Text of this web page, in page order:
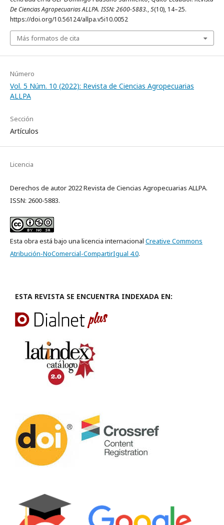
De Ciencias Agropecuarias ALLPA. ISSN: 2600-5883.,5(10), 14–25.
https://doi.org/10.56124/allpa.v5i10.0052
Más formatos de cita
Número
Vol. 5 Núm. 10 (2022): Revista de Ciencias Agropecuarias
ALLPA
Sección
Artículos
Licencia
Derechos de autor 2022 Revista de Ciencias Agropecuarias ALLPA.
ISSN: 2600-5883.
Esta obra está bajo una licencia internacional Creative Commons
Atribución-NoComercial-CompartirIgual 4.0.
ESTA REVISTA SE ENCUENTRA INDEXADA EN: